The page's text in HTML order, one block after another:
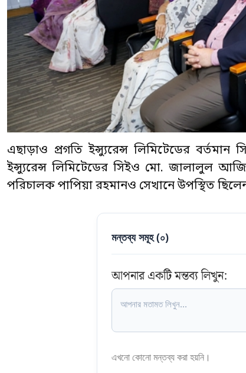
এছাড়াও প্রগতি ইন্স্যুরেন্স লিমিটেডের
ইন্স্যুরেন্স লিমিটেডের সিইও মো. জালালুল
পরিচালক পাপিয়া রহমানও সেখানে উপস্থিত
মন্তব্য সমূহ (০)
আপনার একটি মন্তব্য লিখুন:
এখনো কোনো মন্তব্য করা হয়নি।